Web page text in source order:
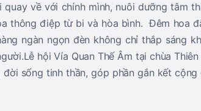
quay về với chính mình, nuôi dưỡng tâm
thông điệp từ bi và hòa bình. Đêm hoa
ngàn ngọn đèn không chỉ thắp sáng
hội Vía Quan Thế Âm tại chùa
đời sống tinh thần, góp phần gắn kết